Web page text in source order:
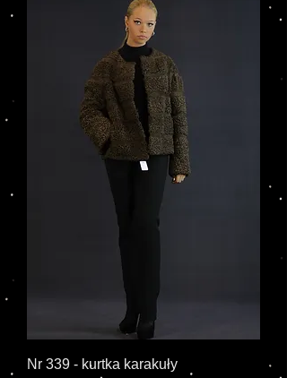
Nr 339 - kurtka karakuły